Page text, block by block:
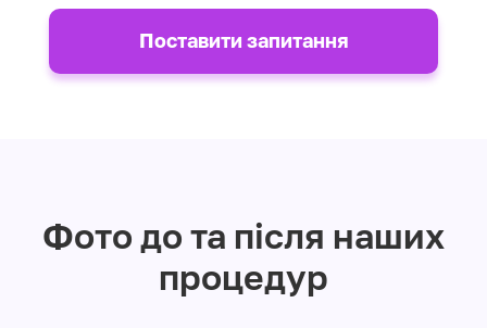
Поставити запитання
Фото до та після наших
процедур